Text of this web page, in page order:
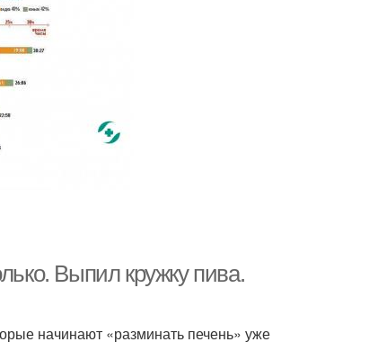
Выпил кружку пива.
начинают «разминать печень» уже